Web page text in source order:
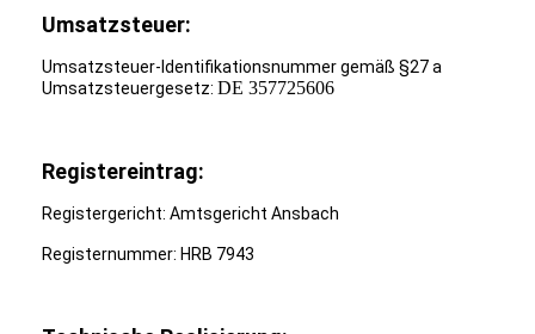
Umsatzsteuer:
Umsatzsteuer-Identifikationsnummer gemäß §27 a
Umsatzsteuergesetz: DE 357725606
Registereintrag:
Registergericht: Amtsgericht Ansbach
Registernummer: HRB 7943